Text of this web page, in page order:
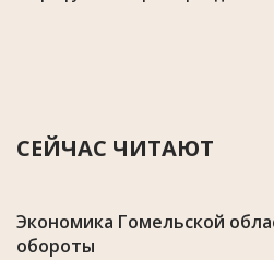
СЕЙЧАС ЧИТАЮТ
Экономика Гомельской
обороты